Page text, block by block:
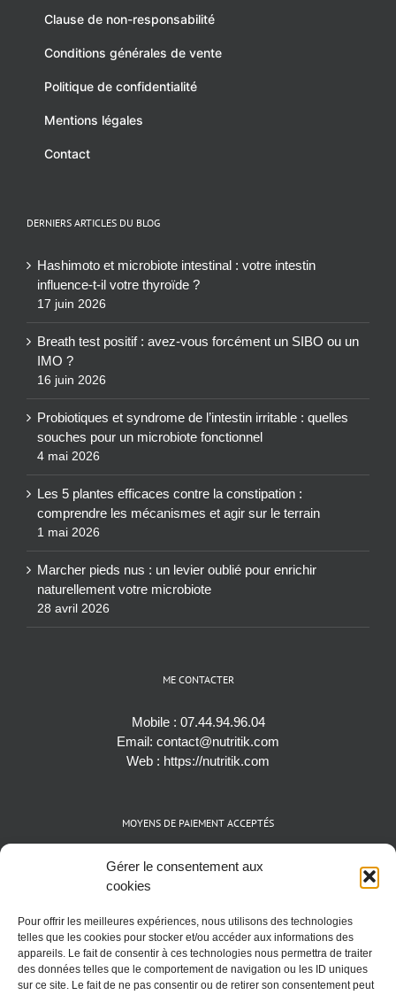
Gérer le consentement aux
cookies
Pour offrir les meilleures expériences, nous utilisons des technologies
telles que les cookies pour stocker et/ou accéder aux informations des
appareils. Le fait de consentir à ces technologies nous permettra de traiter
des données telles que le comportement de navigation ou les ID uniques
sur ce site. Le fait de ne pas consentir ou de retirer son consentement peut
Clause de non-responsabilité
Conditions générales de vente
Politique de confidentialité
Mentions légales
Contact
DERNIERS ARTICLES DU BLOG
Hashimoto et microbiote intestinal : votre intestin
influence-t-il votre thyroïde ?
17 juin 2026
Breath test positif : avez-vous forcément un SIBO ou un
IMO ?
16 juin 2026
Probiotiques et syndrome de l’intestin irritable : quelles
souches pour un microbiote fonctionnel
4 mai 2026
Les 5 plantes efficaces contre la constipation :
comprendre les mécanismes et agir sur le terrain
1 mai 2026
Marcher pieds nus : un levier oublié pour enrichir
naturellement votre microbiote
28 avril 2026
ME CONTACTER
Mobile : 07.44.94.96.04
Email: contact@nutritik.com
Web : https://nutritik.com
MOYENS DE PAIEMENT ACCEPTÉS
Espèces (EUR)
Cartes bancaires (VISA, Mastercard et AMEX)
Cryptomonnaies (BTC)